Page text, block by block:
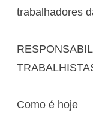
trabalhadores
Como é hoje